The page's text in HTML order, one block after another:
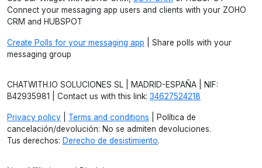
Connect your messaging app users and clients with your ZOHO
CRM and HUBSPOT
Create Polls for your messaging app | Share polls with your
messaging group
CHATWITH.IO SOLUCIONES SL | MADRID-ESPAÑA | NIF:
B42935981 | Contact us with this link: 34627524218
Privacy policy Terms and conditions | Política de
cancelación/devolución: No se admiten devoluciones.
Tus derechos: Derecho de desistimiento.